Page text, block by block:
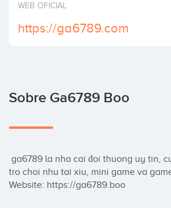
WEB OFICIAL
https://ga6789.com
Sobre Ga6789 Boo
tro choi nhu tai xiu, mini game va
Website: https://ga6789.boo